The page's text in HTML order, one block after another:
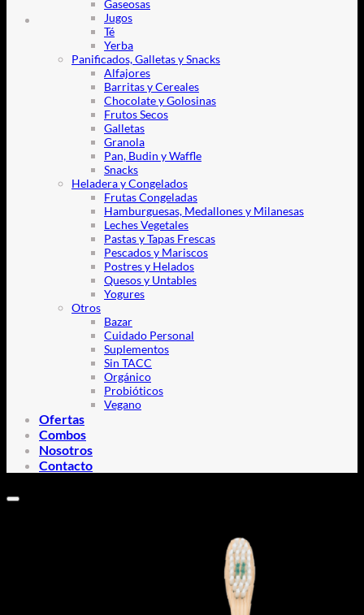
Gaseosas
Jugos
Té
Yerba
Panificados, Galletas y Snacks
Alfajores
Barritas y Cereales
Chocolate y Golosinas
Frutos Secos
Galletas
Granola
Pan, Budin y Waffle
Snacks
Heladera y Congelados
Frutas Congeladas
Hamburguesas, Medallones y Milanesas
Leches Vegetales
Pastas y Tapas Frescas
Pescados y Mariscos
Postres y Helados
Quesos y Untables
Yogures
Otros
Bazar
Cuidado Personal
Suplementos
Sin TACC
Orgánico
Probióticos
Vegano
Ofertas
Combos
Nosotros
Contacto